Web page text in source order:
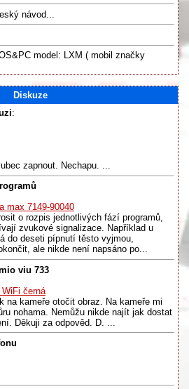
návod...
model: LXM ( mobil značky
Diskuze
:
zapnout. Nechapu. ...
max 7149-90040
o rozpis jednotlivých fází programů,
zvukové signalizace. Například u
do deseti pípnutí těsto vyjmou,
ale nikde není napsáno po...
viu 733
černá
na kameře otočit obraz. Na kameře mi
nohama. Nemůžu nikde najít jak dostat
Děkuji za odpověd. D. ...